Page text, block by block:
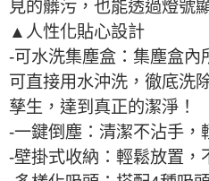
見的髒污，也能透過燈號
▲人性化貼心設計
-可水洗集塵盒：集塵盒內
可直接用水沖洗，徹底洗
孳生，達到真正的潔淨！
-一鍵倒塵：清潔不沾手，
-壁掛式收納：輕鬆放置，